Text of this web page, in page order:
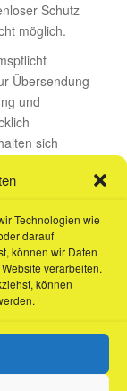
Technologien wie
darauf
können wir Daten
verarbeiten.
können
Schutz
möglich.
Übersendung
und
sich
Spam-
Sören